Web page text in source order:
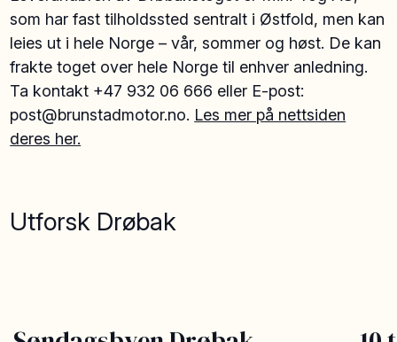
som har fast tilholdssted sentralt i Østfold, men kan
leies ut i hele Norge – vår, sommer og høst. De kan
frakte toget over hele Norge til enhver anledning.
Ta kontakt +47 932 06 666 eller E-post:
post@brunstadmotor.no. Les mer på nettsiden
deres her.
Utforsk Drøbak